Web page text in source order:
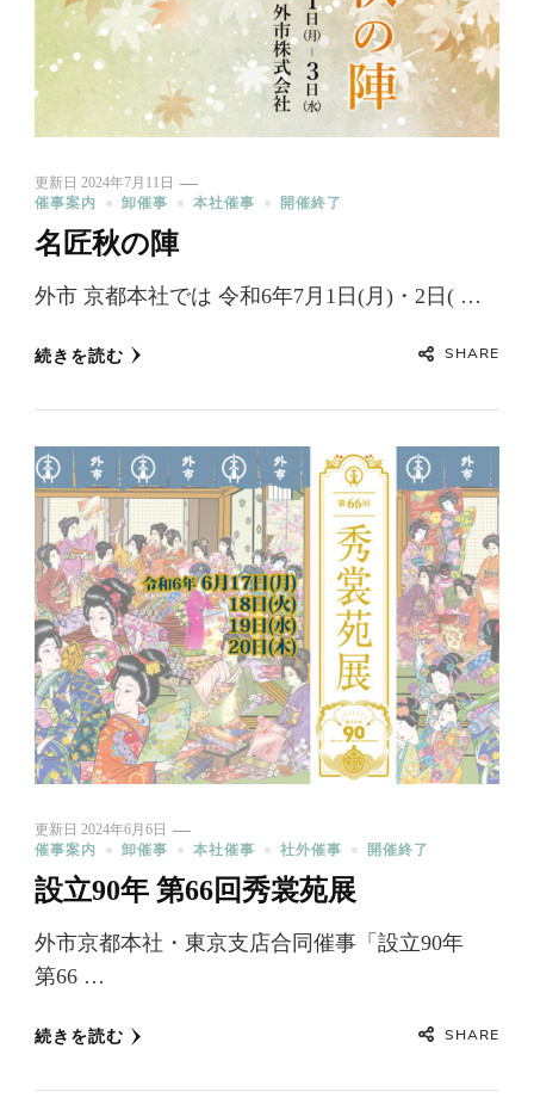
更新日 2024年7月11日
催事案内
卸催事 本社催事 開催終了
名匠秋の陣
外市 京都本社では 令和6年7月1日(月)・2日( …
続きを読む SHARE
更新日 2024年6月6日
催事案内
卸催事 本社催事 社外催事 開催終了
設立90年 第66回秀裳苑展
外市京都本社・東京支店合同催事「設立90年
第66 …
続きを読む SHARE